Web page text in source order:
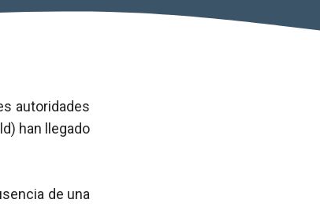
autoridades
han llegado
de una